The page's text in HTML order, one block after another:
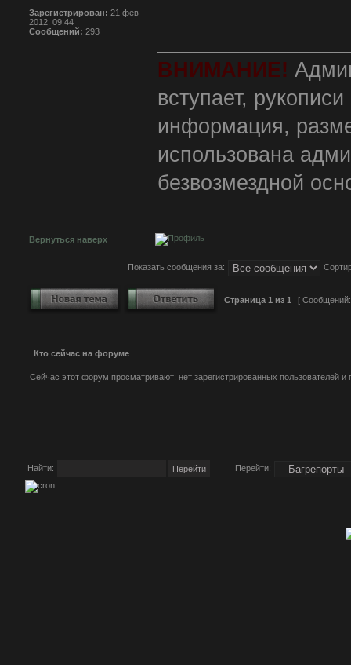
Зарегистрирован: 21 фев
2012, 09:44
Сообщений: 293
ВНИМАНИЕ!
вступает,
информация,
использована
безвозмездной
Вернуться наверх
Показать сообщения за:
Страница 1 из 1 [
Кто сейчас на форуме
Сейчас этот форум просматривают: нет зарегистрированных пользователей и
Найти: Перейти: